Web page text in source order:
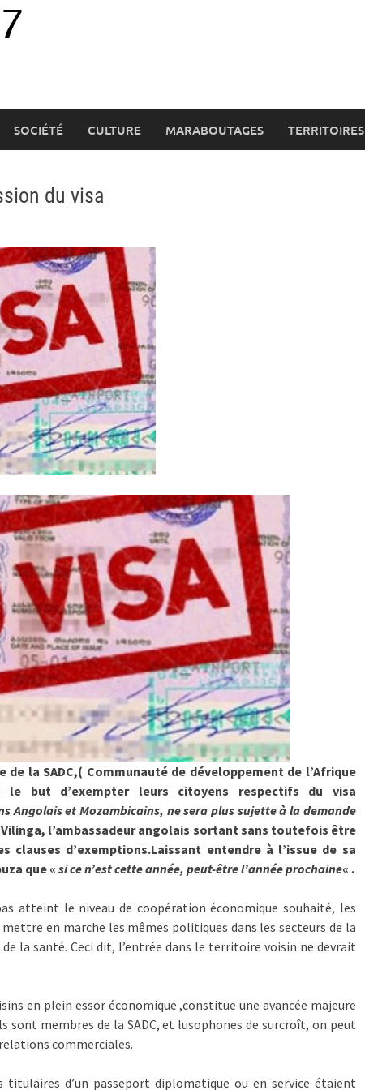
SOCIÉTÉ CULTURE MARABOUTAGES TERRITOIRES
du visa
la SADC,( Communauté de développement de l’Afrique
but d’exempter leurs citoyens respectifs du visa
Angolais et Mozambicains, ne sera plus sujette à la demande
l’ambassadeur angolais sortant sans toutefois être
clauses d’exemptions.Laissant entendre à l’issue de sa
que « si ce n’est cette année, peut-être l’année prochaine« .
atteint le niveau de coopération économique souhaité, les
en marche les mêmes politiques dans les secteurs de la
la santé. Ceci dit, l’entrée dans le territoire voisin ne devrait
en plein essor économique ,constitue une avancée majeure
sont membres de la SADC, et lusophones de surcroît, on peut
commerciales.
titulaires d’un passeport diplomatique ou en service étaient